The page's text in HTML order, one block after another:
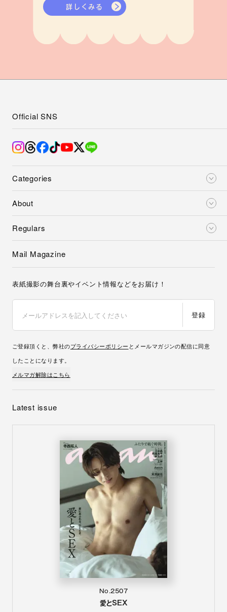
詳しくみる
Categories
About
Regulars
Official SNS
Mail Magazine
表紙撮影の舞台裏やイベント情報などをお届け！
登録
ご登録頂くと、弊社のプライバシーポリシー とメールマガジンの配信に同意
したことになります。
メルマガ解除はこちら
Latest issue
No.2507
愛とSEX